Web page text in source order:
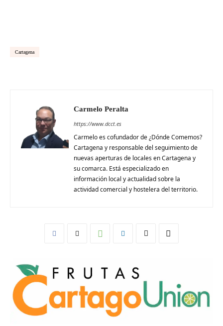
Cartagena
Carmelo Peralta
https://www.dcct.es
Carmelo es cofundador de ¿Dónde Comemos?
Cartagena y responsable del seguimiento de
nuevas aperturas de locales en Cartagena y
su comarca. Está especializado en
información local y actualidad sobre la
actividad comercial y hostelera del territorio.